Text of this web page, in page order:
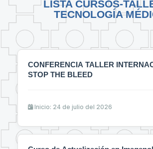
LISTA CURSOS-
TECNOLOGÍA
CONFERENCIA TALLER
STOP THE BLEED
Inicio: 24 de julio del 2026